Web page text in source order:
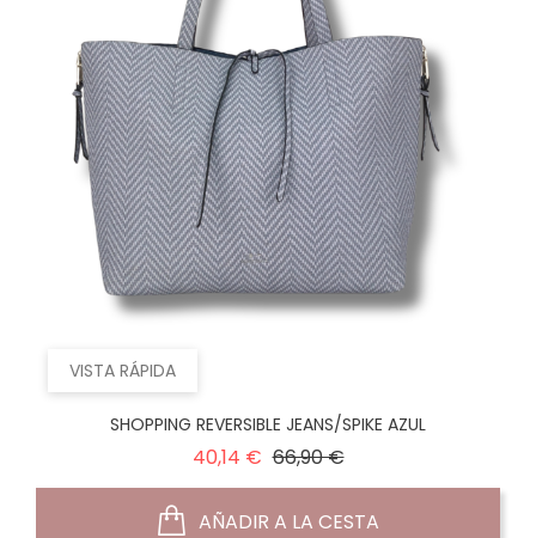
VISTA RÁPIDA
SHOPPING REVERSIBLE JEANS/SPIKE AZUL
40,14 € Precio
66,90 €Precio
AÑADIR A LA CESTA